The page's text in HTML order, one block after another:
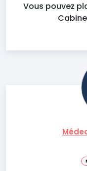
Vous pouvez